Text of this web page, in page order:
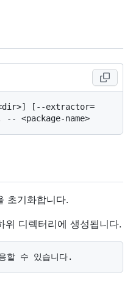
[--extractor=
초기화합니다.
위 디렉터리에 생성됩니다.